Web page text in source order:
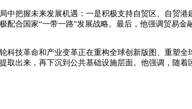
中把握未来发展机遇：一是积极支持自贸区、自贸
合国家“一带一路”发展战略。最后，他强调贸易金
技革命和产业变革正在重构全球创新版图、重塑全
出来，再下沉到公共基础设施层面。他强调，随